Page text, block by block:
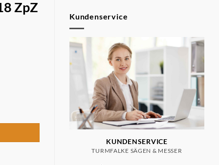
Kundenservice
KUNDENSERVICE
TURMFALKE SÄGEN & MESSER
ZpZ